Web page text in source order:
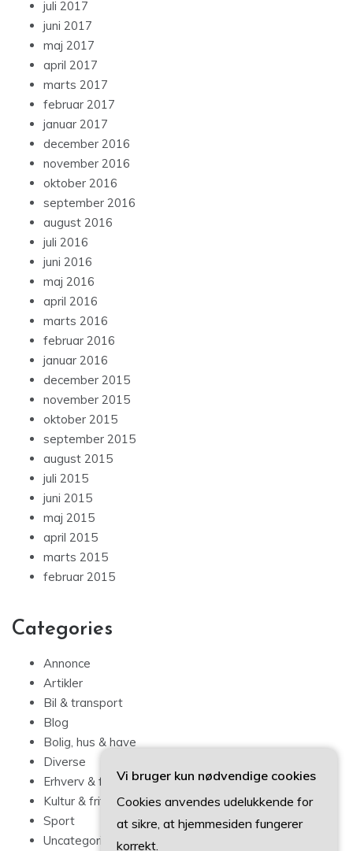
juli 2017
juni 2017
maj 2017
april 2017
marts 2017
februar 2017
januar 2017
december 2016
november 2016
oktober 2016
september 2016
august 2016
juli 2016
juni 2016
maj 2016
april 2016
marts 2016
februar 2016
januar 2016
december 2015
november 2015
oktober 2015
september 2015
august 2015
juli 2015
juni 2015
maj 2015
april 2015
marts 2015
februar 2015
Categories
Annonce
Artikler
Bil & transport
Blog
Bolig, hus & have
Diverse
Erhverv & forbrug
Kultur & fritid
Sport
Uncategorized
Vi bruger kun nødvendige cookies
Cookies anvendes udelukkende for
at sikre, at hjemmesiden fungerer
korrekt.